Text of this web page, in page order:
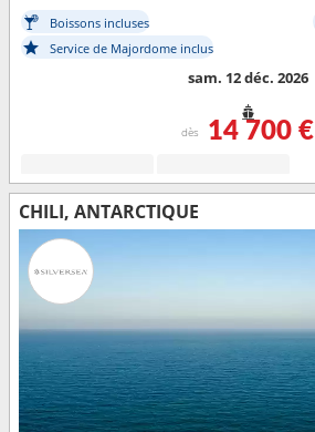
Boissons incluses
Service de Majordome inclus
sam. 12 déc. 2026
dès 14 700 €
CHILI, ANTARCTIQUE